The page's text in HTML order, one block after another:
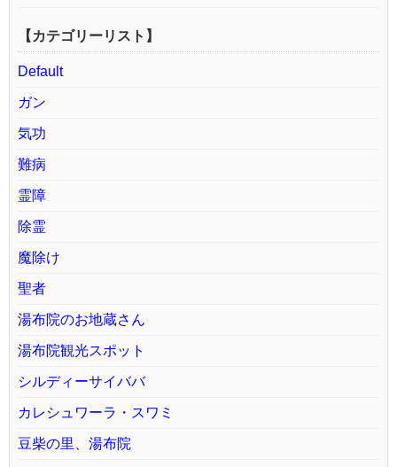
【カテゴリーリスト】
Default
ガン
気功
難病
霊障
除霊
魔除け
聖者
湯布院のお地蔵さん
湯布院観光スポット
シルディーサイババ
カレシュワーラ・スワミ
豆柴の里、湯布院